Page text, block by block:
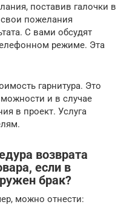
поставив галочки в
пожелания
С вами обсудят
режиме. Эта
гарнитура. Это
и в случае
в проект. Услуга
возврата
если в
брак?
можно отнести: